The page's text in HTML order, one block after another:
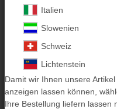
Italien
Slowenien
Schweiz
Lichtenstein
Damit wir Ihnen unsere
anzeigen lassen können,
Ihre Bestellung liefern lassen